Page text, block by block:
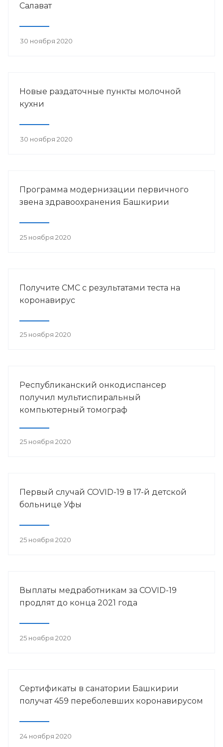
Салават
30 ноября 2020
Новые раздаточные пункты молочной
кухни
30 ноября 2020
Программа модернизации первичного
звена здравоохранения Башкирии
25 ноября 2020
Получите СМС с результатами теста на
коронавирус
25 ноября 2020
Республиканский онкодиспансер
получил мультиспиральный
компьютерный томограф
25 ноября 2020
Первый случай COVID-19 в 17-й детской
больнице Уфы
25 ноября 2020
Выплаты медработникам за COVID-19
продлят до конца 2021 года
25 ноября 2020
Сертификаты в санатории Башкирии
получат 459 переболевших коронавирусом
24 ноября 2020